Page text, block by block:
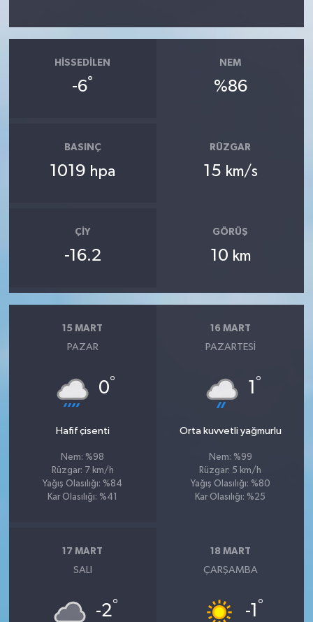
HISSEDILEN
-6°
NEM
%86
BASINÇ
1019 hpa
RÜZGAR
15 km/s
ÇIY
-16.2
GÖRÜŞ
10 km
15 MART
PAZAR
0°
Hafif çisenti
Nem: %98
Rüzgar: 7 km/h
Yağış Olasılığı: %84
Kar Olasılığı: %41
16 MART
PAZARTESI
1 °
Orta kuvvetli yağmurlu
Nem: %99
Rüzgar: 5 km/h
Yağış Olasılığı: %80
Kar Olasılığı: %25
17 MART
SALI
-2°
18 MART
ÇARŞAMBA
-1 °